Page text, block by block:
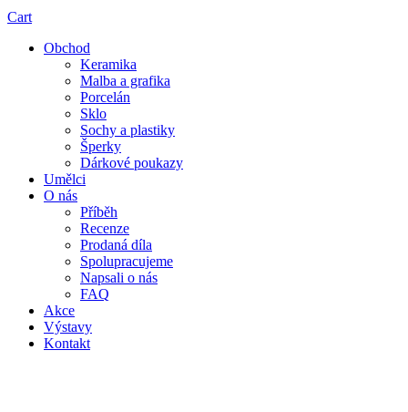
Cart
Obchod
Keramika
Malba a grafika
Porcelán
Sklo
Sochy a plastiky
Šperky
Dárkové poukazy
Umělci
O nás
Příběh
Recenze
Prodaná díla
Spolupracujeme
Napsali o nás
FAQ
Akce
Výstavy
Kontakt